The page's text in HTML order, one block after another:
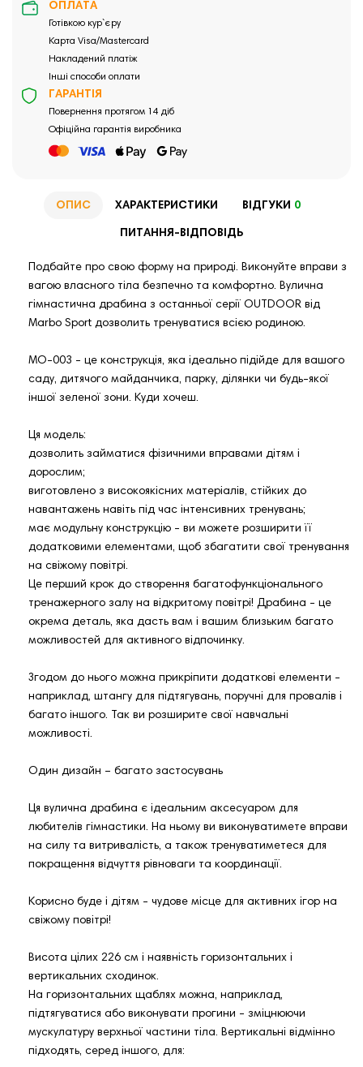
ОПЛАТА
Готівкою кур`єру
Карта Visa/Mastercard
Накладений платіж
Інші способи оплати
ГАРАНТІЯ
Повернення протягом 14 діб
Офіційна гарантія виробника
ОПИС ХАРАКТЕРИСТИКИ ВІДГУКИ 0
ПИТАННЯ-ВІДПОВІДЬ
Подбайте про свою форму на природі. Виконуйте вправи з
вагою власного тіла безпечно та комфортно. Вулична
гімнастична драбина з останньої серії OUTDOOR від
Marbo Sport дозволить тренуватися всією родиною.
MO-003 - це конструкція, яка ідеально підійде для вашого
саду, дитячого майданчика, парку, ділянки чи будь-якої
іншої зеленої зони. Куди хочеш.
Ця модель:
дозволить займатися фізичними вправами дітям і
дорослим;
виготовлено з високоякісних матеріалів, стійких до
навантажень навіть під час інтенсивних тренувань;
має модульну конструкцію - ви можете розширити її
додатковими елементами, щоб збагатити свої тренування
на свіжому повітрі.
Це перший крок до створення багатофункціонального
тренажерного залу на відкритому повітрі! Драбина - це
окрема деталь, яка дасть вам і вашим близьким багато
можливостей для активного відпочинку.
Згодом до нього можна прикріпити додаткові елементи -
наприклад, штангу для підтягувань, поручні для провалів і
багато іншого. Так ви розширите свої навчальні
можливості.
Один дизайн – багато застосувань
Ця вулична драбина є ідеальним аксесуаром для
любителів гімнастики. На ньому ви виконуватимете вправи
на силу та витривалість, а також тренуватиметеся для
покращення відчуття рівноваги та координації.
Корисно буде і дітям - чудове місце для активних ігор на
свіжому повітрі!
Висота цілих 226 см і наявність горизонтальних і
вертикальних сходинок.
На горизонтальних щаблях можна, наприклад,
підтягуватися або виконувати прогини - зміцнюючи
мускулатуру верхньої частини тіла. Вертикальні відмінно
підходять, серед іншого, для: